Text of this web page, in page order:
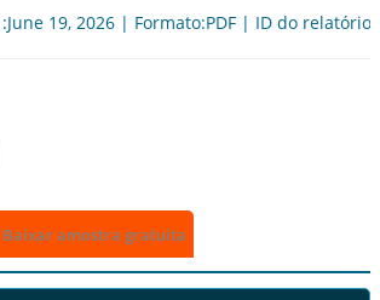
19, 2026 | Formato:PDF | ID do relatório:
Baixar amostra gratuita